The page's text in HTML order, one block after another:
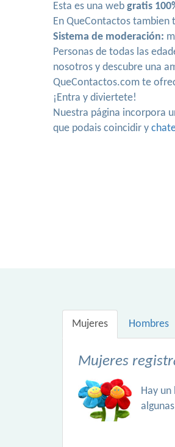
Esta es una web gratis
En QueContactos tambien
Sistema de moderación:
Personas de todas las
nosotros y descubre una
QueContactos.com te
¡Entra y diviertete!
Nuestra página incorpora
que podais coincidir y
Mujeres Hombres
Mujeres
Hay